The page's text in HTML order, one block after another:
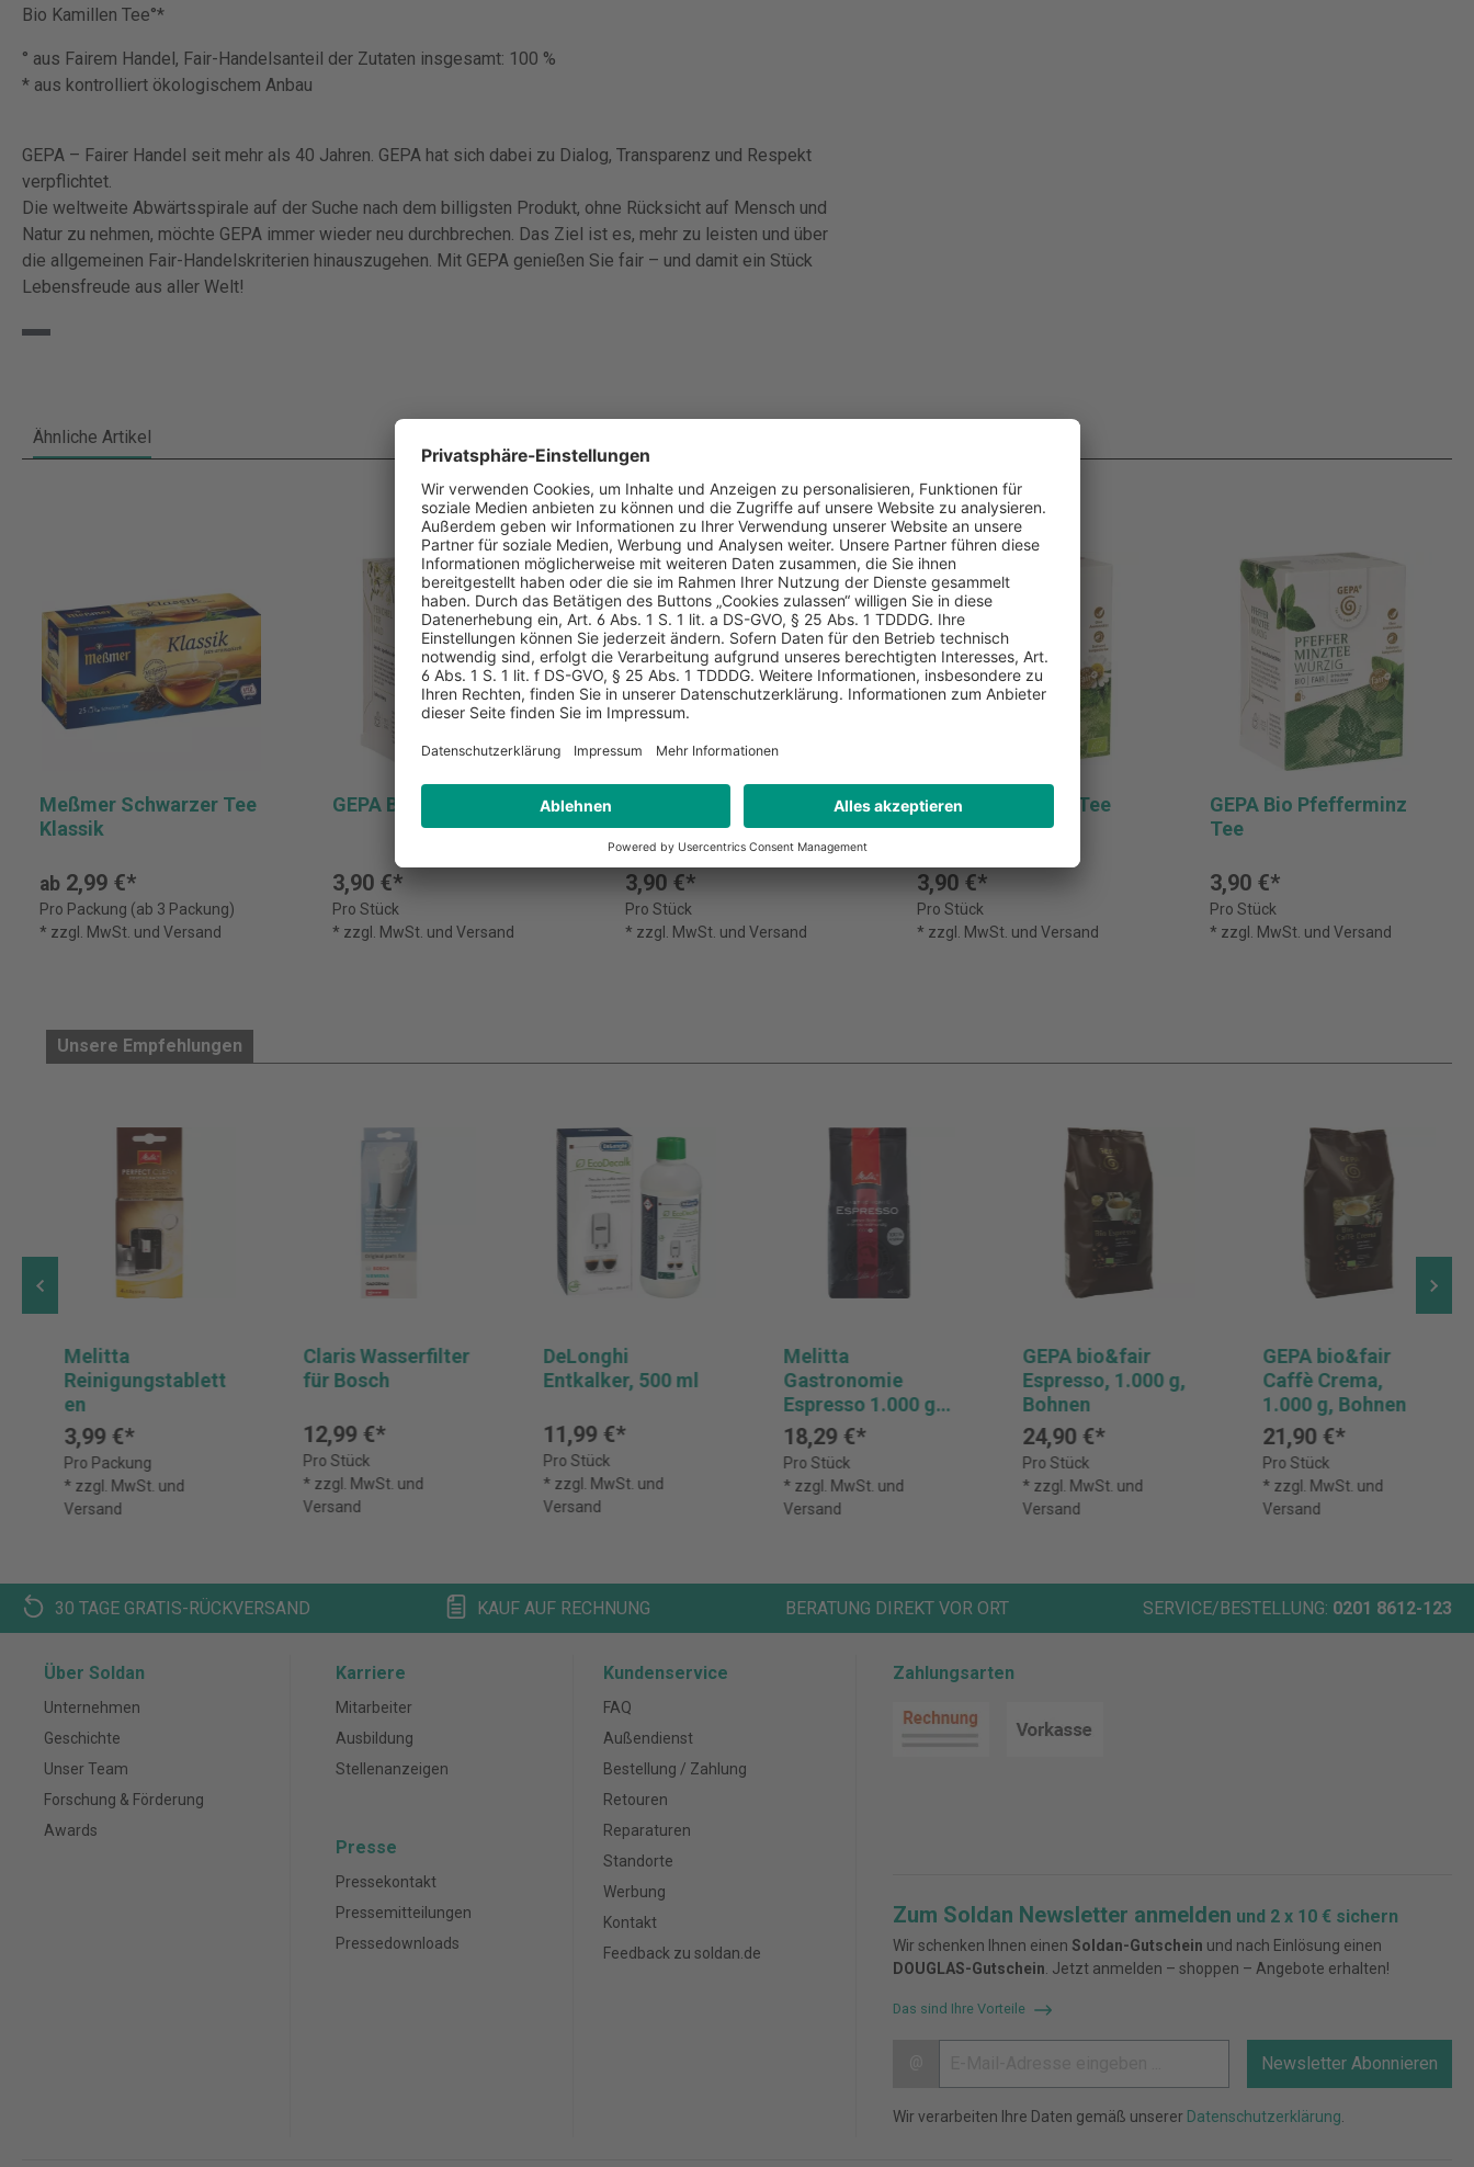
Bio Kamillen Tee°*
° aus Fairem Handel, Fair-Handelsanteil der Zutaten insgesamt: 100 %
* aus kontrolliert ökologischem Anbau
GEPA – Fairer Handel seit mehr als 40 Jahren. GEPA hat sich dabei zu Dialog, Transparenz und Respekt
verpflichtet.
Die weltweite Abwärtsspirale auf der Suche nach dem billigsten Produkt, ohne Rücksicht auf Mensch und
Natur zu nehmen, möchte GEPA immer wieder neu durchbrechen. Das Ziel ist es, mehr zu leisten und über
die allgemeinen Fair-Handelskriterien hinauszugehen. Mit GEPA genießen Sie fair – und damit ein Stück
Lebensfreude aus aller Welt!
Ähnliche Artikel
Meßmer Schwarzer Tee
Klassik
ab 2,99 €*
Pro Packung (ab 3 Packung)
* zzgl. MwSt. und Versand
GEPA Bio Fenchel Tee
3,90 €*
Pro Stück
* zzgl. MwSt. und Versand
Zitronengras Tee
3,90 €*
Pro Stück
* zzgl. MwSt. und Versand
GEPA Bio Kräuter Tee
3,90 €*
Pro Stück
* zzgl. MwSt. und Versand
GEPA Bio Pfefferminz
Tee
3,90 €*
Pro Stück
* zzgl. MwSt. und Versand
Unsere Empfehlungen
Melitta
Reinigungstablett
en
3,99 €*
Pro Packung
* zzgl. MwSt. und
Versand
Claris Wasserfilter
für Bosch
12,99 €*
Pro Stück
* zzgl. MwSt. und
Versand
DeLonghi
Entkalker, 500 ml
11,99 €*
Pro Stück
* zzgl. MwSt. und
Versand
Melitta
Gastronomie
Espresso 1.000 g,
Bohnen
18,29 €*
Pro Stück
* zzgl. MwSt. und
Versand
GEPA bio&fair
Espresso, 1.000 g,
Bohnen
24,90 €*
Pro Stück
* zzgl. MwSt. und
Versand
GEPA bio&fair
Caffè Crema,
1.000 g, Bohnen
21,90 €*
Pro Stück
* zzgl. MwSt. und
Versand
30 TAGE GRATIS-RÜCKVERSAND KAUF AUF RECHNUNG BERATUNG DIREKT VOR ORT SERVICE/BESTELLUNG: 0201 8612-123
Über Soldan
Unternehmen
Geschichte
Unser Team
Forschung & Förderung
Awards
Karriere
Mitarbeiter
Ausbildung
Stellenanzeigen
Presse
Pressekontakt
Pressemitteilungen
Pressedownloads
Kundenservice
FAQ
Außendienst
Bestellung / Zahlung
Retouren
Reparaturen
Standorte
Werbung
Kontakt
Feedback zu soldan.de
Zahlungsarten
Zum Soldan Newsletter anmelden und 2 x 10 € sichern
Wir schenken Ihnen einen Soldan-Gutschein und nach Einlösung einen
DOUGLAS-Gutschein . Jetzt anmelden – shoppen – Angebote erhalten!
Das sind Ihre Vorteile
Newsletter Abonnieren
Wir verarbeiten Ihre Daten gemäß unserer Datenschutzerklärung